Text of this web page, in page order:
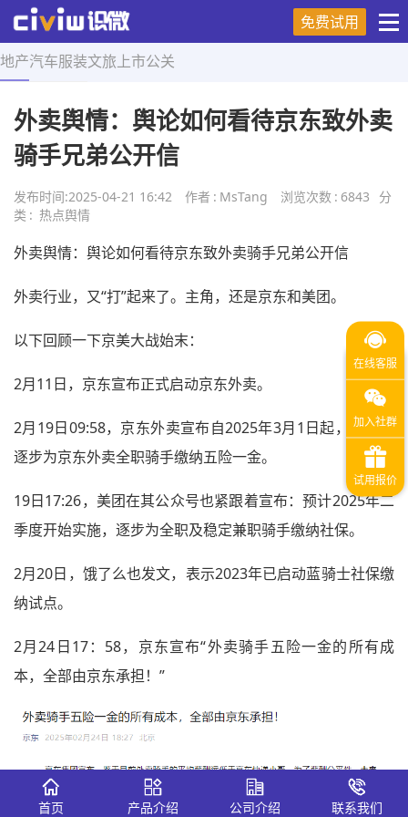
免费试用
地产汽车服装文旅 上市公关
首页 > 热点舆情 > 正文
外卖舆情：舆论如何看待京东致外卖
骑手兄弟公开信
发布时间:2025-04-21 16:42 作者 : MsTang 浏览次数 : 6843
分
类 : 热点舆情
外卖舆情：舆论如何看待京东致外卖骑手兄弟公开信
外卖行业，又“打”起来了。主角，还是京东和美团。
以下回顾一下京美大战始末：
2月11日，京东宣布正式启动京东外卖。
2月19日09:58，京东外卖宣布自2025年3月1日起，京东将
逐步为京东外卖全职骑手缴纳五险一金。
19日17:26，美团在其公众号也紧跟着宣布：预计2025年二
季度开始实施，逐步为全职及稳定兼职骑手缴纳社保。
2月20日，饿了么也发文，表示2023年已启动蓝骑士社保缴
纳试点。
2月24日17：58，京东宣布“外卖骑手五险一金的所有成
本，全部由京东承担！”
首页 产品介绍 公司介绍 联系我们